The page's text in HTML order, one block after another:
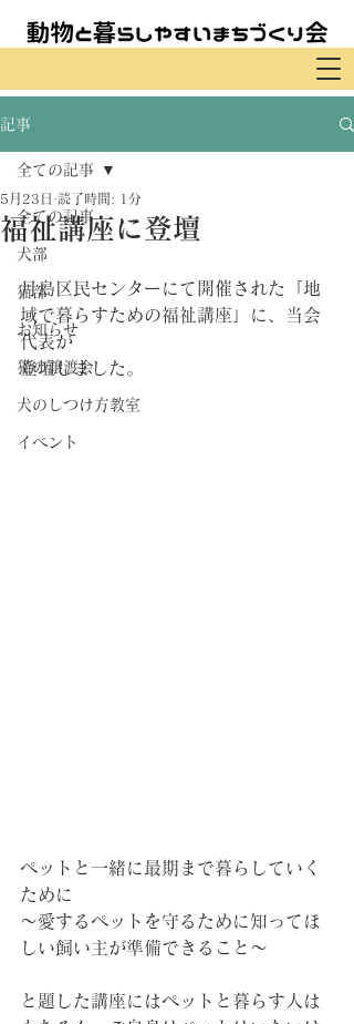
記事
全ての記事
犬部
猫部
お知らせ
猫の譲渡会
犬のしつけ方教室
イベント
全ての記事
福祉講座に登壇
5月23日 読了時間: 1分
月島区民センターにて開催された「地
域で暮らすための福祉講座」に、当会
代表が
登壇しました。
ペットと一緒に最期まで暮らしていく
ために
～愛するペットを守るために知ってほ
しい飼い主が準備できること～
と題した講座にはペットと暮らす人は